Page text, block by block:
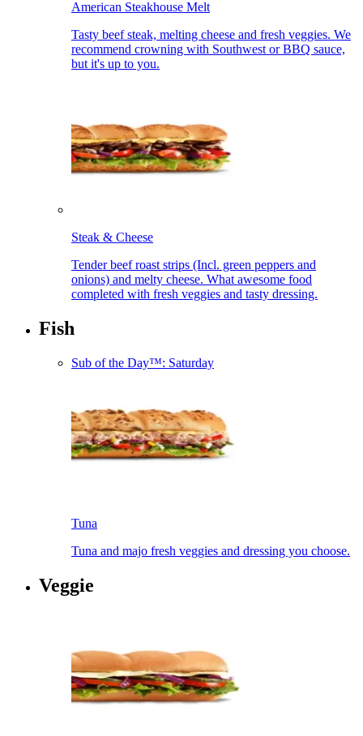
American Steakhouse Melt​​​​‌ ‍ ​‍​‍‌‍ ‌ ​‍‌‍‍‌‌‍‌ ‌‍‍‌‌‍ ‍​‍​‍​ ‍‍​‍​‍‌ ​ ‌‍​‌‌‍ ‍‌‍‍‌‌ ‌​‌ ‍‌​‍ ‍‌‍‍‌‌‍ ​‍​‍​‍ ​​‍​‍‌‍‍​‌ ​‍‌‍‌‌‌‍‌‍​‍​‍​ ‍‍​‍​‍‌‍‍​‌ ‌​‌ ‌​‌ ​​‌ ​ ​ ‍‍​‍ ​‍ ‌‍ ‍‌‍ ‌ ​‍‌‍‌​‌‍‍‌‌‍​ ​‍ ‌‌‍​‍‌‍‍‌‌ ‌​‌‍‌‌‌ ​ ​‍ ‌‌‍‌ ‌ ​‍‌‍ ‌ ‌‌‌ ​​​‍ ‌‌ ​ ‌ ‌​‌ ‌‌‌‍‌​‌‍‍‌‌‍ ​‍ ‍‌ ‌‍‌‍‌‌‌ ​‍‌‍​ ‌‍‌‌‌‍ ​​‍ ‍‌‍​‌‌ ​​‌ ​​​‍ ‌‍‍‌‌‍ ‍‌ ‌​‌‍‌‌‌‍ ‍‌ ‌​​‍ ‌‍‌‌‌‍‌​‌‍‍‌‌ ‌​​‍ ‌‍ ‌‌‍ ‌‍‌​‌‍‌‌​ ‌‌ ​​‌ ​‍‌‍‌‌‌ ​ ‌‍‌‌‌‍ ‍‌ ‌​‌‍​‌‌ ‌​‌‍‍‌‌‍ ‌‍ ‍​ ‍ ‌‍‍‌‌‍‌​​ ‌​ ​​​ ​​​ ‌‍‌‍​‌​ ‌‍​ ‍​‌‍‌‍​ ‌​​‍ ‌​ ‍​​ ​‍​ ​‍​ ‌‌​‍ ‌​ ‌​​ ​ ‌‍​‌​ ‌ ​‍ ‌‌‍​‍​ ‌​‌‍‌‍​ ​ ​‍ ‌​ ‌ ​ ‌‍​ ‌‍​ ‌‌‌‍‌‍‌‍‌‌​ ​‍​ ​‍​ ‌‌​ ​‌​ ​‌‌‍‌‍​ ‍ ‌ ‌​‌ ‍‌‌ ​​‌‍‌‌​ ‌‌ ​​‌ ​‍‌‍ ‌‍‌​‌ ‌‌‌‍​ ‌ ‌​​ ‍ ‌ ​​‌‍​‌‌ ‌​‌‍‍​​ ‌‌‍ ‍‌‍​‌‌‍ ‌‌‍‌‌​‍‌‌​ ‌‌‌​​‍‌‌ ‌‍‍ ‌‍‌‌‌ ‍‌​‍‌‌​ ​ ‌​‌​​‍‌‌​ ​ ‌​‌​​‍‌‌​ ​‍​ ​‍‌‍‌‌‌‍ ‍​‍‌‌​ ​‍​ ​‍​‍‌‌​ ‌‌‌​‌​​‍ ‍‌ ‌‍‌‍​‌‌‍ ​‌ ‌‌‌‍‌‌​ ‌‍​‍‌‍​‌‌ ​ ‌‍‌‌‌‌‌‌‌ ​‍‌‍ ​​ ‌‌‍‍​‌ ‌​‌ ‌​‌ ​​‌ ​ ​‍‌‌​ ​ ‌​​‌​‍‌‌​ ​‍‌​‌‍​‍‌‌​ ​‍‌​‌‍‌‍ ‍‌‍ ‌ ​‍‌‍‌​‌‍‍‌‌‍​ ​‍ ‌‌‍​‍‌‍‍‌‌ ‌​‌‍‌‌‌ ​ ​‍ ‌‌‍‌ ‌ ​‍‌‍ ‌ ‌‌‌ ​​​‍ ‌‌ ​ ‌ ‌​‌ ‌‌‌‍‌​‌‍‍‌‌‍ ​‍ ‍‌ ‌‍‌‍‌‌‌ ​‍‌‍​ ‌‍‌‌‌‍ ​​‍ ‍‌‍​‌‌ ​​‌ ​​​‍‌‍‌‍‍‌‌‍‌​​ ‌​ ​​​ ​​​ ‌‍‌‍​‌​ ‌‍​ ‍​‌‍‌‍​ ‌​​‍ ‌​ ‍​​ ​‍​ ​‍​ ‌‌​‍ ‌​ ‌​​ ​ ‌‍​‌​ ‌ ​‍ ‌‌‍​‍​ ‌​‌‍‌‍​ ​ ​‍ ‌​ ‌ ​ ‌‍​ ‌‍​ ‌‌‌‍‌‍‌‍‌‌​ ​‍​ ​‍​ ‌‌​ ​‌​ ​‌‌‍‌‍​‍‌‍‌ ‌​‌ ‍‌‌ ​​‌‍‌‌​ ‌‌ ​​‌ ​‍‌‍ ‌‍‌​‌ ‌‌‌‍​ ‌ ‌​​‍‌‍‌ ​​‌‍​‌‌ ‌​‌‍‍​​ ‌‌‍ ‍‌‍​‌‌‍ ‌‌‍‌‌​‍‌‌​ ‌‌‌​​‍‌‌ ‌‍‍ ‌‍‌‌‌ ‍‌​‍‌‌​ ​ ‌​‌​​‍‌‌​ ​ ‌​‌​​‍‌‌​ ​‍​ ​‍‌‍‌‌‌‍ ‍​‍‌‌​ ​‍​ ​‍​‍‌‌​ ‌‌‌​‌​​‍ ‍‌ ‌‍‌‍​‌‌‍ ​‌ ‌‌‌‍‌‌​‍‌‍‌ ​​‌‍‌‌‌ ​‍‌ ​ ‌ ​​‌‍‌‌‌‍​ ‌ ‌​‌‍‍‌‌ ‌‍‌‍‌‌​ ‌‌ ​​‌ ‌‌‌‍​‍‌‍ ​‌‍‍‌‌ ​ ‌‍‍​‌‍‌‌‌‍‌​​‍​‍‌ ‌
Tasty beef steak, melting cheese and fresh veggies. We
recommend crowning with Southwest or BBQ sauce,
but it's up to you.​​​​‌ ‍ ​‍​‍‌‍ ‌ ​‍‌‍‍‌‌‍‌ ‌‍‍‌‌‍ ‍​‍​‍​ ‍‍​‍​‍‌ ​ ‌‍​‌‌‍ ‍‌‍‍‌‌ ‌​‌ ‍‌​‍ ‍‌‍‍‌‌‍ ​‍​‍​‍ ​​‍​‍‌‍‍​‌ ​‍‌‍‌‌‌‍‌‍​‍​‍​ ‍‍​‍​‍‌‍‍​‌ ‌​‌ ‌​‌ ​​‌ ​ ​ ‍‍​‍ ​‍ ‌‍ ‍‌‍ ‌ ​‍‌‍‌​‌‍‍‌‌‍​ ​‍ ‌‌‍​‍‌‍‍‌‌ ‌​‌‍‌‌‌ ​ ​‍ ‌‌‍‌ ‌ ​‍‌‍ ‌ ‌‌‌ ​​​‍ ‌‌ ​ ‌ ‌​‌ ‌‌‌‍‌​‌‍‍‌‌‍ ​‍ ‍‌ ‌‍‌‍‌‌‌ ​‍‌‍​ ‌‍‌‌‌‍ ​​‍ ‍‌‍​‌‌ ​​‌ ​​​‍ ‌‍‍‌‌‍ ‍‌ ‌​‌‍‌‌‌‍ ‍‌ ‌​​‍ ‌‍‌‌‌‍‌​‌‍‍‌‌ ‌​​‍ ‌‍ ‌‌‍ ‌‍‌​‌‍‌‌​ ‌‌ ​​‌ ​‍‌‍‌‌‌ ​ ‌‍‌‌‌‍ ‍‌ ‌​‌‍​‌‌ ‌​‌‍‍‌‌‍ ‌‍ ‍​ ‍ ‌‍‍‌‌‍‌​​ ‌​ ​​​ ​​​ ‌‍‌‍​‌​ ‌‍​ ‍​‌‍‌‍​ ‌​​‍ ‌​ ‍​​ ​‍​ ​‍​ ‌‌​‍ ‌​ ‌​​ ​ ‌‍​‌​ ‌ ​‍ ‌‌‍​‍​ ‌​‌‍‌‍​ ​ ​‍ ‌​ ‌ ​ ‌‍​ ‌‍​ ‌‌‌‍‌‍‌‍‌‌​ ​‍​ ​‍​ ‌‌​ ​‌​ ​‌‌‍‌‍​ ‍ ‌ ‌​‌ ‍‌‌ ​​‌‍‌‌​ ‌‌ ​​‌ ​‍‌‍ ‌‍‌​‌ ‌‌‌‍​ ‌ ‌​​ ‍ ‌ ​​‌‍​‌‌ ‌​‌‍‍​​ ‌‌ ​ ‌‍‍​‌‍ ‌ ​‍‌ ‌​‌​‌​‌‍‌‌‌ ​ ‌‍​ ‌ ​‍‌‍‍‌‌ ​​‌ ‌​‌‍‍‌‌‍ ‌‍ ‍​‍‌‌​ ‌‌‌​​‍‌‌ ‌‍‍ ‌‍‌‌‌ ‍‌​‍‌‌​ ​ ‌​‌​​‍‌‌​ ​ ‌​‌​​‍‌‌​ ​‍​ ​‍‌‍‌‌‌‍ ‍​‍‌‌​ ​‍​ ​‍​‍‌‌​ ‌‌‌​‌​​‍ ‍‌ ‌‍‌‍​‌‌‍ ​‌ ‌‌‌‍‌‌​ ‌‍​‍‌‍​‌‌ ​ ‌‍‌‌‌‌‌‌‌ ​‍‌‍ ​​ ‌‌‍‍​‌ ‌​‌ ‌​‌ ​​‌ ​ ​‍‌‌​ ​ ‌​​‌​‍‌‌​ ​‍‌​‌‍​‍‌‌​ ​‍‌​‌‍‌‍ ‍‌‍ ‌ ​‍‌‍‌​‌‍‍‌‌‍​ ​‍ ‌‌‍​‍‌‍‍‌‌ ‌​‌‍‌‌‌ ​ ​‍ ‌‌‍‌ ‌ ​‍‌‍ ‌ ‌‌‌ ​​​‍ ‌‌ ​ ‌ ‌​‌ ‌‌‌‍‌​‌‍‍‌‌‍ ​‍ ‍‌ ‌‍‌‍‌‌‌ ​‍‌‍​ ‌‍‌‌‌‍ ​​‍ ‍‌‍​‌‌ ​​‌ ​​​‍‌‍‌‍‍‌‌‍‌​​ ‌​ ​​​ ​​​ ‌‍‌‍​‌​ ‌‍​ ‍​‌‍‌‍​ ‌​​‍ ‌​ ‍​​ ​‍​ ​‍​ ‌‌​‍ ‌​ ‌​​ ​ ‌‍​‌​ ‌ ​‍ ‌‌‍​‍​ ‌​‌‍‌‍​ ​ ​‍ ‌​ ‌ ​ ‌‍​ ‌‍​ ‌‌‌‍‌‍‌‍‌‌​ ​‍​ ​‍​ ‌‌​ ​‌​ ​‌‌‍‌‍​‍‌‍‌ ‌​‌ ‍‌‌ ​​‌‍‌‌​ ‌‌ ​​‌ ​‍‌‍ ‌‍‌​‌ ‌‌‌‍​ ‌ ‌​​‍‌‍‌ ​​‌‍​‌‌ ‌​‌‍‍​​ ‌‌ ​ ‌‍‍​‌‍ ‌ ​‍‌ ‌​‌​‌​‌‍‌‌‌ ​ ‌‍​ ‌ ​‍‌‍‍‌‌ ​​‌ ‌​‌‍‍‌‌‍ ‌‍ ‍​‍‌‌​ ‌‌‌​​‍‌‌ ‌‍‍ ‌‍‌‌‌ ‍‌​‍‌‌​ ​ ‌​‌​​‍‌‌​ ​ ‌​‌​​‍‌‌​ ​‍​ ​‍‌‍‌‌‌‍ ‍​‍‌‌​ ​‍​ ​‍​‍‌‌​ ‌‌‌​‌​​‍ ‍‌ ‌‍‌‍​‌‌‍ ​‌ ‌‌‌‍‌‌​‍‌‍‌ ​​‌‍‌‌‌ ​‍‌ ​ ‌ ​​‌‍‌‌‌‍​ ‌ ‌​‌‍‍‌‌ ‌‍‌‍‌‌​ ‌‌ ​​‌ ‌‌‌‍​‍‌‍ ​‌‍‍‌‌ ​ ‌‍‍​‌‍‌‌‌‍‌​​‍​‍‌ ‌
Steak & Cheese​​​​‌ ‍ ​‍​‍‌‍ ‌ ​‍‌‍‍‌‌‍‌ ‌‍‍‌‌‍ ‍​‍​‍​ ‍‍​‍​‍‌ ​ ‌‍​‌‌‍ ‍‌‍‍‌‌ ‌​‌ ‍‌​‍ ‍‌‍‍‌‌‍ ​‍​‍​‍ ​​‍​‍‌‍‍​‌ ​‍‌‍‌‌‌‍‌‍​‍​‍​ ‍‍​‍​‍‌‍‍​‌ ‌​‌ ‌​‌ ​​‌ ​ ​ ‍‍​‍ ​‍ ‌‍ ‍‌‍ ‌ ​‍‌‍‌​‌‍‍‌‌‍​ ​‍ ‌‌‍​‍‌‍‍‌‌ ‌​‌‍‌‌‌ ​ ​‍ ‌‌‍‌ ‌ ​‍‌‍ ‌ ‌‌‌ ​​​‍ ‌‌ ​ ‌ ‌​‌ ‌‌‌‍‌​‌‍‍‌‌‍ ​‍ ‍‌ ‌‍‌‍‌‌‌ ​‍‌‍​ ‌‍‌‌‌‍ ​​‍ ‍‌‍​‌‌ ​​‌ ​​​‍ ‌‍‍‌‌‍ ‍‌ ‌​‌‍‌‌‌‍ ‍‌ ‌​​‍ ‌‍‌‌‌‍‌​‌‍‍‌‌ ‌​​‍ ‌‍ ‌‌‍ ‌‍‌​‌‍‌‌​ ‌‌ ​​‌ ​‍‌‍‌‌‌ ​ ‌‍‌‌‌‍ ‍‌ ‌​‌‍​‌‌ ‌​‌‍‍‌‌‍ ‌‍ ‍​ ‍ ‌‍‍‌‌‍‌​​ ‌‌‍​‍‌‍‌​​ ‌‍​ ‌‍‌‍‌​​ ‌‌​ ‌​​ ‌​​‍ ‌​ ​‌​ ‌‍‌‍​‍‌‍​‍​‍ ‌​ ‌​​ ‌ ​ ​​​ ‍​​‍ ‌‌‍​‌‌‍​‌​ ‍‌​ ‍‌​‍ ‌​ ​​‌‍​‍‌‍​ ​ ​‌​ ‌​‌‍​‌​ ‍​​ ‌‍​ ‍‌​ ‌‍​ ‌‌​ ‌​​ ‍ ‌ ‌​‌ ‍‌‌ ​​‌‍‌‌​ ‌‌ ​​‌ ​‍‌‍ ‌‍‌​‌ ‌‌‌‍​ ‌ ‌​​ ‍ ‌ ​​‌‍​‌‌ ‌​‌‍‍​​ ‌‌‍ ‍‌‍​‌‌‍ ‌‌‍‌‌​‍‌‌​ ‌‌‌​​‍‌‌ ‌‍‍ ‌‍‌‌‌ ‍‌​‍‌‌​ ​ ‌​‌​​‍‌‌​ ​ ‌​‌​​‍‌‌​ ​‍​ ​‍‌‍‌‌‌‍ ‍​‍‌‌​ ​‍​ ​‍​‍‌‌​ ‌‌‌​‌​​‍ ‍‌ ‌‍‌‍​‌‌‍ ​‌ ‌‌‌‍‌‌​ ‌‍​‍‌‍​‌‌ ​ ‌‍‌‌‌‌‌‌‌ ​‍‌‍ ​​ ‌‌‍‍​‌ ‌​‌ ‌​‌ ​​‌ ​ ​‍‌‌​ ​ ‌​​‌​‍‌‌​ ​‍‌​‌‍​‍‌‌​ ​‍‌​‌‍‌‍ ‍‌‍ ‌ ​‍‌‍‌​‌‍‍‌‌‍​ ​‍ ‌‌‍​‍‌‍‍‌‌ ‌​‌‍‌‌‌ ​ ​‍ ‌‌‍‌ ‌ ​‍‌‍ ‌ ‌‌‌ ​​​‍ ‌‌ ​ ‌ ‌​‌ ‌‌‌‍‌​‌‍‍‌‌‍ ​‍ ‍‌ ‌‍‌‍‌‌‌ ​‍‌‍​ ‌‍‌‌‌‍ ​​‍ ‍‌‍​‌‌ ​​‌ ​​​‍‌‍‌‍‍‌‌‍‌​​ ‌‌‍​‍‌‍‌​​ ‌‍​ ‌‍‌‍‌​​ ‌‌​ ‌​​ ‌​​‍ ‌​ ​‌​ ‌‍‌‍​‍‌‍​‍​‍ ‌​ ‌​​ ‌ ​ ​​​ ‍​​‍ ‌‌‍​‌‌‍​‌​ ‍‌​ ‍‌​‍ ‌​ ​​‌‍​‍‌‍​ ​ ​‌​ ‌​‌‍​‌​ ‍​​ ‌‍​ ‍‌​ ‌‍​ ‌‌​ ‌​​‍‌‍‌ ‌​‌ ‍‌‌ ​​‌‍‌‌​ ‌‌ ​​‌ ​‍‌‍ ‌‍‌​‌ ‌‌‌‍​ ‌ ‌​​‍‌‍‌ ​​‌‍​‌‌ ‌​‌‍‍​​ ‌‌‍ ‍‌‍​‌‌‍ ‌‌‍‌‌​‍‌‌​ ‌‌‌​​‍‌‌ ‌‍‍ ‌‍‌‌‌ ‍‌​‍‌‌​ ​ ‌​‌​​‍‌‌​ ​ ‌​‌​​‍‌‌​ ​‍​ ​‍‌‍‌‌‌‍ ‍​‍‌‌​ ​‍​ ​‍​‍‌‌​ ‌‌‌​‌​​‍ ‍‌ ‌‍‌‍​‌‌‍ ​‌ ‌‌‌‍‌‌​‍‌‍‌ ​​‌‍‌‌‌ ​‍‌ ​ ‌ ​​‌‍‌‌‌‍​ ‌ ‌​‌‍‍‌‌ ‌‍‌‍‌‌​ ‌‌ ​​‌ ‌‌‌‍​‍‌‍ ​‌‍‍‌‌ ​ ‌‍‍​‌‍‌‌‌‍‌​​‍​‍‌ ‌
Tender beef roast strips (Incl. green peppers and
onions) and melty cheese. What awesome food
completed with fresh veggies and tasty dressing.​​​​‌ ‍ ​‍​‍‌‍ ‌ ​‍‌‍‍‌‌‍‌ ‌‍‍‌‌‍ ‍​‍​‍​ ‍‍​‍​‍‌ ​ ‌‍​‌‌‍ ‍‌‍‍‌‌ ‌​‌ ‍‌​‍ ‍‌‍‍‌‌‍ ​‍​‍​‍ ​​‍​‍‌‍‍​‌ ​‍‌‍‌‌‌‍‌‍​‍​‍​ ‍‍​‍​‍‌‍‍​‌ ‌​‌ ‌​‌ ​​‌ ​ ​ ‍‍​‍ ​‍ ‌‍ ‍‌‍ ‌ ​‍‌‍‌​‌‍‍‌‌‍​ ​‍ ‌‌‍​‍‌‍‍‌‌ ‌​‌‍‌‌‌ ​ ​‍ ‌‌‍‌ ‌ ​‍‌‍ ‌ ‌‌‌ ​​​‍ ‌‌ ​ ‌ ‌​‌ ‌‌‌‍‌​‌‍‍‌‌‍ ​‍ ‍‌ ‌‍‌‍‌‌‌ ​‍‌‍​ ‌‍‌‌‌‍ ​​‍ ‍‌‍​‌‌ ​​‌ ​​​‍ ‌‍‍‌‌‍ ‍‌ ‌​‌‍‌‌‌‍ ‍‌ ‌​​‍ ‌‍‌‌‌‍‌​‌‍‍‌‌ ‌​​‍ ‌‍ ‌‌‍ ‌‍‌​‌‍‌‌​ ‌‌ ​​‌ ​‍‌‍‌‌‌ ​ ‌‍‌‌‌‍ ‍‌ ‌​‌‍​‌‌ ‌​‌‍‍‌‌‍ ‌‍ ‍​ ‍ ‌‍‍‌‌‍‌​​ ‌‌‍​‍‌‍‌​​ ‌‍​ ‌‍‌‍‌​​ ‌‌​ ‌​​ ‌​​‍ ‌​ ​‌​ ‌‍‌‍​‍‌‍​‍​‍ ‌​ ‌​​ ‌ ​ ​​​ ‍​​‍ ‌‌‍​‌‌‍​‌​ ‍‌​ ‍‌​‍ ‌​ ​​‌‍​‍‌‍​ ​ ​‌​ ‌​‌‍​‌​ ‍​​ ‌‍​ ‍‌​ ‌‍​ ‌‌​ ‌​​ ‍ ‌ ‌​‌ ‍‌‌ ​​‌‍‌‌​ ‌‌ ​​‌ ​‍‌‍ ‌‍‌​‌ ‌‌‌‍​ ‌ ‌​​ ‍ ‌ ​​‌‍​‌‌ ‌​‌‍‍​​ ‌‌ ​ ‌‍‍​‌‍ ‌ ​‍‌ ‌​‌​‌​‌‍‌‌‌ ​ ‌‍​ ‌ ​‍‌‍‍‌‌ ​​‌ ‌​‌‍‍‌‌‍ ‌‍ ‍​‍‌‌​ ‌‌‌​​‍‌‌ ‌‍‍ ‌‍‌‌‌ ‍‌​‍‌‌​ ​ ‌​‌​​‍‌‌​ ​ ‌​‌​​‍‌‌​ ​‍​ ​‍‌‍‌‌‌‍ ‍​‍‌‌​ ​‍​ ​‍​‍‌‌​ ‌‌‌​‌​​‍ ‍‌ ‌‍‌‍​‌‌‍ ​‌ ‌‌‌‍‌‌​ ‌‍​‍‌‍​‌‌ ​ ‌‍‌‌‌‌‌‌‌ ​‍‌‍ ​​ ‌‌‍‍​‌ ‌​‌ ‌​‌ ​​‌ ​ ​‍‌‌​ ​ ‌​​‌​‍‌‌​ ​‍‌​‌‍​‍‌‌​ ​‍‌​‌‍‌‍ ‍‌‍ ‌ ​‍‌‍‌​‌‍‍‌‌‍​ ​‍ ‌‌‍​‍‌‍‍‌‌ ‌​‌‍‌‌‌ ​ ​‍ ‌‌‍‌ ‌ ​‍‌‍ ‌ ‌‌‌ ​​​‍ ‌‌ ​ ‌ ‌​‌ ‌‌‌‍‌​‌‍‍‌‌‍ ​‍ ‍‌ ‌‍‌‍‌‌‌ ​‍‌‍​ ‌‍‌‌‌‍ ​​‍ ‍‌‍​‌‌ ​​‌ ​​​‍‌‍‌‍‍‌‌‍‌​​ ‌‌‍​‍‌‍‌​​ ‌‍​ ‌‍‌‍‌​​ ‌‌​ ‌​​ ‌​​‍ ‌​ ​‌​ ‌‍‌‍​‍‌‍​‍​‍ ‌​ ‌​​ ‌ ​ ​​​ ‍​​‍ ‌‌‍​‌‌‍​‌​ ‍‌​ ‍‌​‍ ‌​ ​​‌‍​‍‌‍​ ​ ​‌​ ‌​‌‍​‌​ ‍​​ ‌‍​ ‍‌​ ‌‍​ ‌‌​ ‌​​‍‌‍‌ ‌​‌ ‍‌‌ ​​‌‍‌‌​ ‌‌ ​​‌ ​‍‌‍ ‌‍‌​‌ ‌‌‌‍​ ‌ ‌​​‍‌‍‌ ​​‌‍​‌‌ ‌​‌‍‍​​ ‌‌ ​ ‌‍‍​‌‍ ‌ ​‍‌ ‌​‌​‌​‌‍‌‌‌ ​ ‌‍​ ‌ ​‍‌‍‍‌‌ ​​‌ ‌​‌‍‍‌‌‍ ‌‍ ‍​‍‌‌​ ‌‌‌​​‍‌‌ ‌‍‍ ‌‍‌‌‌ ‍‌​‍‌‌​ ​ ‌​‌​​‍‌‌​ ​ ‌​‌​​‍‌‌​ ​‍​ ​‍‌‍‌‌‌‍ ‍​‍‌‌​ ​‍​ ​‍​‍‌‌​ ‌‌‌​‌​​‍ ‍‌ ‌‍‌‍​‌‌‍ ​‌ ‌‌‌‍‌‌​‍‌‍‌ ​​‌‍‌‌‌ ​‍‌ ​ ‌ ​​‌‍‌‌‌‍​ ‌ ‌​‌‍‍‌‌ ‌‍‌‍‌‌​ ‌‌ ​​‌ ‌‌‌‍​‍‌‍ ​‌‍‍‌‌ ​ ‌‍‍​‌‍‌‌‌‍‌​​‍​‍‌ ‌
Fish​​​​‌ ‍ ​‍​‍‌‍ ‌ ​‍‌‍‍‌‌‍‌ ‌‍‍‌‌‍ ‍​‍​‍​ ‍‍​‍​‍‌ ​ ‌‍​‌‌‍ ‍‌‍‍‌‌ ‌​‌ ‍‌​‍ ‍‌‍‍‌‌‍ ​‍​‍​‍ ​​‍​‍‌‍‍​‌ ​‍‌‍‌‌‌‍‌‍​‍​‍​ ‍‍​‍​‍‌‍‍​‌ ‌​‌ ‌​‌ ​​‌ ​ ​ ‍‍​‍ ​‍ ‌‍ ‍‌‍ ‌ ​‍‌‍‌​‌‍‍‌‌‍​ ​‍ ‌‌‍​‍‌‍‍‌‌ ‌​‌‍‌‌‌ ​ ​‍ ‌‌‍‌ ‌ ​‍‌‍ ‌ ‌‌‌ ​​​‍ ‌‌ ​ ‌ ‌​‌ ‌‌‌‍‌​‌‍‍‌‌‍ ​‍ ‍‌ ‌‍‌‍‌‌‌ ​‍‌‍​ ‌‍‌‌‌‍ ​​‍ ‍‌‍​‌‌ ​​‌ ​​​‍ ‌‍‍‌‌‍ ‍‌ ‌​‌‍‌‌‌‍ ‍‌ ‌​​‍ ‌‍‌‌‌‍‌​‌‍‍‌‌ ‌​​‍ ‌‍ ‌‌‍ ‌‍‌​‌‍‌‌​ ‌‌ ​​‌ ​‍‌‍‌‌‌ ​ ‌‍‌‌‌‍ ‍‌ ‌​‌‍​‌‌ ‌​‌‍‍‌‌‍ ‌‍ ‍​ ‍ ‌‍‍‌‌‍‌​​ ‌​ ​‍​ ​ ‌‍‌​‌‍‌​‌‍​‌‌‍​‌​ ‌‌​ ​​​‍ ‌​ ‌‌‌‍​‍‌‍​ ​ ‌​​‍ ‌​ ‌​​ ‌‌‌‍​ ‌‍​‌​‍ ‌‌‍​‌​ ‍‌​ ‌‌​ ​‍​‍ ‌‌‍​‌‌‍​‌​ ‍‌‌‍‌​​ ‍‌​ ‌‌​ ‌‍​ ‍‌​ ​​​ ​​​ ‍‌‌‍‌​​ ‍ ‌ ‌​‌ ‍‌‌ ​​‌‍‌‌​ ‌‌ ​ ‌ ‌‌‌‍​‍‌‍​ ‌‍​‌‌ ‌​‌‍‌‌‌‍‌ ‌‍ ‌ ​‍‌ ‍‌​ ‍ ‌ ​​‌‍​‌‌ ‌​‌‍‍​​ ‌‌‍ ‍‌‍​‌‌‍ ‌‌‍‌‌​‍‌‌​ ‌‌‌​​‍‌‌ ‌‍‍ ‌‍‌‌‌ ‍‌​‍‌‌​ ​ ‌​‌​​‍‌‌​ ​ ‌​‌​​‍‌‌​ ​‍​ ​‍‌‍‌‌‌‍ ‍​‍‌‌​ ​‍​ ​‍​‍‌‌​ ‌‌‌​‌​​‍ ‍‌ ‌‍‌‍​‌‌‍ ​‌ ‌‌‌‍‌‌​ ‌‍​‍‌‍​‌‌ ​ ‌‍‌‌‌‌‌‌‌ ​‍‌‍ ​​ ‌‌‍‍​‌ ‌​‌ ‌​‌ ​​‌ ​ ​‍‌‌​ ​ ‌​​‌​‍‌‌​ ​‍‌​‌‍​‍‌‌​ ​‍‌​‌‍‌‍ ‍‌‍ ‌ ​‍‌‍‌​‌‍‍‌‌‍​ ​‍ ‌‌‍​‍‌‍‍‌‌ ‌​‌‍‌‌‌ ​ ​‍ ‌‌‍‌ ‌ ​‍‌‍ ‌ ‌‌‌ ​​​‍ ‌‌ ​ ‌ ‌​‌ ‌‌‌‍‌​‌‍‍‌‌‍ ​‍ ‍‌ ‌‍‌‍‌‌‌ ​‍‌‍​ ‌‍‌‌‌‍ ​​‍ ‍‌‍​‌‌ ​​‌ ​​​‍‌‍‌‍‍‌‌‍‌​​ ‌​ ​‍​ ​ ‌‍‌​‌‍‌​‌‍​‌‌‍​‌​ ‌‌​ ​​​‍ ‌​ ‌‌‌‍​‍‌‍​ ​ ‌​​‍ ‌​ ‌​​ ‌‌‌‍​ ‌‍​‌​‍ ‌‌‍​‌​ ‍‌​ ‌‌​ ​‍​‍ ‌‌‍​‌‌‍​‌​ ‍‌‌‍‌​​ ‍‌​ ‌‌​ ‌‍​ ‍‌​ ​​​ ​​​ ‍‌‌‍‌​​‍‌‍‌ ‌​‌ ‍‌‌ ​​‌‍‌‌​ ‌‌ ​ ‌ ‌‌‌‍​‍‌‍​ ‌‍​‌‌ ‌​‌‍‌‌‌‍‌ ‌‍ ‌ ​‍‌ ‍‌​‍‌‍‌ ​​‌‍​‌‌ ‌​‌‍‍​​ ‌‌‍ ‍‌‍​‌‌‍ ‌‌‍‌‌​‍‌‌​ ‌‌‌​​‍‌‌ ‌‍‍ ‌‍‌‌‌ ‍‌​‍‌‌​ ​ ‌​‌​​‍‌‌​ ​ ‌​‌​​‍‌‌​ ​‍​ ​‍‌‍‌‌‌‍ ‍​‍‌‌​ ​‍​ ​‍​‍‌‌​ ‌‌‌​‌​​‍ ‍‌ ‌‍‌‍​‌‌‍ ​‌ ‌‌‌‍‌‌​‍‌‍‌ ​​‌‍‌‌‌ ​‍‌ ​ ‌ ​​‌‍‌‌‌‍​ ‌ ‌​‌‍‍‌‌ ‌‍‌‍‌‌​ ‌‌ ​​‌ ‌‌‌‍​‍‌‍ ​‌‍‍‌‌ ​ ‌‍‍​‌‍‌‌‌‍‌​​‍​‍‌ ‌
Sub of the Day™: Saturday​​​​‌ ‍ ​‍​‍‌‍ ‌ ​‍‌‍‍‌‌‍‌ ‌‍‍‌‌‍ ‍​‍​‍​ ‍‍​‍​‍‌ ​ ‌‍​‌‌‍ ‍‌‍‍‌‌ ‌​‌ ‍‌​‍ ‍‌‍‍‌‌‍ ​‍​‍​‍ ​​‍​‍‌‍‍​‌ ​‍‌‍‌‌‌‍‌‍​‍​‍​ ‍‍​‍​‍‌‍‍​‌ ‌​‌ ‌​‌ ​​‌ ​ ​ ‍‍​‍ ​‍ ‌‍ ‍‌‍ ‌ ​‍‌‍‌​‌‍‍‌‌‍​ ​‍ ‌‌‍​‍‌‍‍‌‌ ‌​‌‍‌‌‌ ​ ​‍ ‌‌‍‌ ‌ ​‍‌‍ ‌ ‌‌‌ ​​​‍ ‌‌ ​ ‌ ‌​‌ ‌‌‌‍‌​‌‍‍‌‌‍ ​‍ ‍‌ ‌‍‌‍‌‌‌ ​‍‌‍​ ‌‍‌‌‌‍ ​​‍ ‍‌‍​‌‌ ​​‌ ​​​‍ ‌‍‍‌‌‍ ‍‌ ‌​‌‍‌‌‌‍ ‍‌ ‌​​‍ ‌‍‌‌‌‍‌​‌‍‍‌‌ ‌​​‍ ‌‍ ‌‌‍ ‌‍‌​‌‍‌‌​ ‌‌ ​​‌ ​‍‌‍‌‌‌ ​ ‌‍‌‌‌‍ ‍‌ ‌​‌‍​‌‌ ‌​‌‍‍‌‌‍ ‌‍ ‍​ ‍ ‌‍‍‌‌‍‌​​ ‌​ ‌ ​ ‌‌‌‍‌‌​ ‌ ‌‍‌​​ ​‌​ ‍‌​ ‍‌​‍ ‌​ ​‌‌‍‌​​ ​‍​ ‌‌​‍ ‌​ ‌​‌‍​ ​ ‍​‌‍​ ​‍ ‌​ ‍​​ ​‍‌‍‌‍‌‍​‌​‍ ‌​ ​ ​ ‍‌​ ‌ ​ ‌‌​ ​‍​ ​‌​ ‌ ​ ​‍‌‍‌‌​ ‌‌​ ‍​​ ‌​​ ‍ ‌ ‌​‌ ‍‌‌ ​​‌‍‌‌​ ‌‌ ​​‌ ​‍‌‍ ‌‍‌​‌ ‌‌‌‍​ ‌ ‌​​ ‍ ‌ ​​‌‍​‌‌ ‌​‌‍‍​​ ‌‌‍​‍‌‍​‌‌‍‌​‌‍‌ ‌‍‌‌​‍‌‌​ ‌‌‌​​‍‌‌ ‌‍‍ ‌‍‌‌‌ ‍‌​‍‌‌​ ​ ‌​‌​​‍‌‌​ ​ ‌​‌​​‍‌‌​ ​‍​ ​‍‌‍‌‌‌‍ ‍​‍‌‌​ ​‍​ ​‍​‍‌‌​ ‌‌‌​‌​​‍ ‍‌ ‌‍‌‍​‌‌‍ ​‌ ‌‌‌‍‌‌​ ‌‍​‍‌‍​‌‌ ​ ‌‍‌‌‌‌‌‌‌ ​‍‌‍ ​​ ‌‌‍‍​‌ ‌​‌ ‌​‌ ​​‌ ​ ​‍‌‌​ ​ ‌​​‌​‍‌‌​ ​‍‌​‌‍​‍‌‌​ ​‍‌​‌‍‌‍ ‍‌‍ ‌ ​‍‌‍‌​‌‍‍‌‌‍​ ​‍ ‌‌‍​‍‌‍‍‌‌ ‌​‌‍‌‌‌ ​ ​‍ ‌‌‍‌ ‌ ​‍‌‍ ‌ ‌‌‌ ​​​‍ ‌‌ ​ ‌ ‌​‌ ‌‌‌‍‌​‌‍‍‌‌‍ ​‍ ‍‌ ‌‍‌‍‌‌‌ ​‍‌‍​ ‌‍‌‌‌‍ ​​‍ ‍‌‍​‌‌ ​​‌ ​​​‍‌‍‌‍‍‌‌‍‌​​ ‌​ ‌ ​ ‌‌‌‍‌‌​ ‌ ‌‍‌​​ ​‌​ ‍‌​ ‍‌​‍ ‌​ ​‌‌‍‌​​ ​‍​ ‌‌​‍ ‌​ ‌​‌‍​ ​ ‍​‌‍​ ​‍ ‌​ ‍​​ ​‍‌‍‌‍‌‍​‌​‍ ‌​ ​ ​ ‍‌​ ‌ ​ ‌‌​ ​‍​ ​‌​ ‌ ​ ​‍‌‍‌‌​ ‌‌​ ‍​​ ‌​​‍‌‍‌ ‌​‌ ‍‌‌ ​​‌‍‌‌​ ‌‌ ​​‌ ​‍‌‍ ‌‍‌​‌ ‌‌‌‍​ ‌ ‌​​‍‌‍‌ ​​‌‍​‌‌ ‌​‌‍‍​​ ‌‌‍​‍‌‍​‌‌‍‌​‌‍‌ ‌‍‌‌​‍‌‌​ ‌‌‌​​‍‌‌ ‌‍‍ ‌‍‌‌‌ ‍‌​‍‌‌​ ​ ‌​‌​​‍‌‌​ ​ ‌​‌​​‍‌‌​ ​‍​ ​‍‌‍‌‌‌‍ ‍​‍‌‌​ ​‍​ ​‍​‍‌‌​ ‌‌‌​‌​​‍ ‍‌ ‌‍‌‍​‌‌‍ ​‌ ‌‌‌‍‌‌​‍‌‍‌ ​​‌‍‌‌‌ ​‍‌ ​ ‌ ​​‌‍‌‌‌‍​ ‌ ‌​‌‍‍‌‌ ‌‍‌‍‌‌​ ‌‌ ​​‌ ‌‌‌‍​‍‌‍ ​‌‍‍‌‌ ​ ‌‍‍​‌‍‌‌‌‍‌​​‍​‍‌ ‌
Tuna​​​​‌ ‍ ​‍​‍‌‍ ‌ ​‍‌‍‍‌‌‍‌ ‌‍‍‌‌‍ ‍​‍​‍​ ‍‍​‍​‍‌ ​ ‌‍​‌‌‍ ‍‌‍‍‌‌ ‌​‌ ‍‌​‍ ‍‌‍‍‌‌‍ ​‍​‍​‍ ​​‍​‍‌‍‍​‌ ​‍‌‍‌‌‌‍‌‍​‍​‍​ ‍‍​‍​‍‌‍‍​‌ ‌​‌ ‌​‌ ​​‌ ​ ​ ‍‍​‍ ​‍ ‌‍ ‍‌‍ ‌ ​‍‌‍‌​‌‍‍‌‌‍​ ​‍ ‌‌‍​‍‌‍‍‌‌ ‌​‌‍‌‌‌ ​ ​‍ ‌‌‍‌ ‌ ​‍‌‍ ‌ ‌‌‌ ​​​‍ ‌‌ ​ ‌ ‌​‌ ‌‌‌‍‌​‌‍‍‌‌‍ ​‍ ‍‌ ‌‍‌‍‌‌‌ ​‍‌‍​ ‌‍‌‌‌‍ ​​‍ ‍‌‍​‌‌ ​​‌ ​​​‍ ‌‍‍‌‌‍ ‍‌ ‌​‌‍‌‌‌‍ ‍‌ ‌​​‍ ‌‍‌‌‌‍‌​‌‍‍‌‌ ‌​​‍ ‌‍ ‌‌‍ ‌‍‌​‌‍‌‌​ ‌‌ ​​‌ ​‍‌‍‌‌‌ ​ ‌‍‌‌‌‍ ‍‌ ‌​‌‍​‌‌ ‌​‌‍‍‌‌‍ ‌‍ ‍​ ‍ ‌‍‍‌‌‍‌​​ ‌​ ‌ ​ ‌‌‌‍‌‌​ ‌ ‌‍‌​​ ​‌​ ‍‌​ ‍‌​‍ ‌​ ​‌‌‍‌​​ ​‍​ ‌‌​‍ ‌​ ‌​‌‍​ ​ ‍​‌‍​ ​‍ ‌​ ‍​​ ​‍‌‍‌‍‌‍​‌​‍ ‌​ ​ ​ ‍‌​ ‌ ​ ‌‌​ ​‍​ ​‌​ ‌ ​ ​‍‌‍‌‌​ ‌‌​ ‍​​ ‌​​ ‍ ‌ ‌​‌ ‍‌‌ ​​‌‍‌‌​ ‌‌ ​​‌ ​‍‌‍ ‌‍‌​‌ ‌‌‌‍​ ‌ ‌​​ ‍ ‌ ​​‌‍​‌‌ ‌​‌‍‍​​ ‌‌‍ ‍‌‍​‌‌‍ ‌‌‍‌‌​‍‌‌​ ‌‌‌​​‍‌‌ ‌‍‍ ‌‍‌‌‌ ‍‌​‍‌‌​ ​ ‌​‌​​‍‌‌​ ​ ‌​‌​​‍‌‌​ ​‍​ ​‍‌‍‌‌‌‍ ‍​‍‌‌​ ​‍​ ​‍​‍‌‌​ ‌‌‌​‌​​‍ ‍‌ ‌‍‌‍​‌‌‍ ​‌ ‌‌‌‍‌‌​ ‌‍​‍‌‍​‌‌ ​ ‌‍‌‌‌‌‌‌‌ ​‍‌‍ ​​ ‌‌‍‍​‌ ‌​‌ ‌​‌ ​​‌ ​ ​‍‌‌​ ​ ‌​​‌​‍‌‌​ ​‍‌​‌‍​‍‌‌​ ​‍‌​‌‍‌‍ ‍‌‍ ‌ ​‍‌‍‌​‌‍‍‌‌‍​ ​‍ ‌‌‍​‍‌‍‍‌‌ ‌​‌‍‌‌‌ ​ ​‍ ‌‌‍‌ ‌ ​‍‌‍ ‌ ‌‌‌ ​​​‍ ‌‌ ​ ‌ ‌​‌ ‌‌‌‍‌​‌‍‍‌‌‍ ​‍ ‍‌ ‌‍‌‍‌‌‌ ​‍‌‍​ ‌‍‌‌‌‍ ​​‍ ‍‌‍​‌‌ ​​‌ ​​​‍‌‍‌‍‍‌‌‍‌​​ ‌​ ‌ ​ ‌‌‌‍‌‌​ ‌ ‌‍‌​​ ​‌​ ‍‌​ ‍‌​‍ ‌​ ​‌‌‍‌​​ ​‍​ ‌‌​‍ ‌​ ‌​‌‍​ ​ ‍​‌‍​ ​‍ ‌​ ‍​​ ​‍‌‍‌‍‌‍​‌​‍ ‌​ ​ ​ ‍‌​ ‌ ​ ‌‌​ ​‍​ ​‌​ ‌ ​ ​‍‌‍‌‌​ ‌‌​ ‍​​ ‌​​‍‌‍‌ ‌​‌ ‍‌‌ ​​‌‍‌‌​ ‌‌ ​​‌ ​‍‌‍ ‌‍‌​‌ ‌‌‌‍​ ‌ ‌​​‍‌‍‌ ​​‌‍​‌‌ ‌​‌‍‍​​ ‌‌‍ ‍‌‍​‌‌‍ ‌‌‍‌‌​‍‌‌​ ‌‌‌​​‍‌‌ ‌‍‍ ‌‍‌‌‌ ‍‌​‍‌‌​ ​ ‌​‌​​‍‌‌​ ​ ‌​‌​​‍‌‌​ ​‍​ ​‍‌‍‌‌‌‍ ‍​‍‌‌​ ​‍​ ​‍​‍‌‌​ ‌‌‌​‌​​‍ ‍‌ ‌‍‌‍​‌‌‍ ​‌ ‌‌‌‍‌‌​‍‌‍‌ ​​‌‍‌‌‌ ​‍‌ ​ ‌ ​​‌‍‌‌‌‍​ ‌ ‌​‌‍‍‌‌ ‌‍‌‍‌‌​ ‌‌ ​​‌ ‌‌‌‍​‍‌‍ ​‌‍‍‌‌ ​ ‌‍‍​‌‍‌‌‌‍‌​​‍​‍‌ ‌
Tuna and majo fresh veggies and dressing you choose.​​​​‌ ‍ ​‍​‍‌‍ ‌ ​‍‌‍‍‌‌‍‌ ‌‍‍‌‌‍ ‍​‍​‍​ ‍‍​‍​‍‌ ​ ‌‍​‌‌‍ ‍‌‍‍‌‌ ‌​‌ ‍‌​‍ ‍‌‍‍‌‌‍ ​‍​‍​‍ ​​‍​‍‌‍‍​‌ ​‍‌‍‌‌‌‍‌‍​‍​‍​ ‍‍​‍​‍‌‍‍​‌ ‌​‌ ‌​‌ ​​‌ ​ ​ ‍‍​‍ ​‍ ‌‍ ‍‌‍ ‌ ​‍‌‍‌​‌‍‍‌‌‍​ ​‍ ‌‌‍​‍‌‍‍‌‌ ‌​‌‍‌‌‌ ​ ​‍ ‌‌‍‌ ‌ ​‍‌‍ ‌ ‌‌‌ ​​​‍ ‌‌ ​ ‌ ‌​‌ ‌‌‌‍‌​‌‍‍‌‌‍ ​‍ ‍‌ ‌‍‌‍‌‌‌ ​‍‌‍​ ‌‍‌‌‌‍ ​​‍ ‍‌‍​‌‌ ​​‌ ​​​‍ ‌‍‍‌‌‍ ‍‌ ‌​‌‍‌‌‌‍ ‍‌ ‌​​‍ ‌‍‌‌‌‍‌​‌‍‍‌‌ ‌​​‍ ‌‍ ‌‌‍ ‌‍‌​‌‍‌‌​ ‌‌ ​​‌ ​‍‌‍‌‌‌ ​ ‌‍‌‌‌‍ ‍‌ ‌​‌‍​‌‌ ‌​‌‍‍‌‌‍ ‌‍ ‍​ ‍ ‌‍‍‌‌‍‌​​ ‌​ ‌ ​ ‌‌‌‍‌‌​ ‌ ‌‍‌​​ ​‌​ ‍‌​ ‍‌​‍ ‌​ ​‌‌‍‌​​ ​‍​ ‌‌​‍ ‌​ ‌​‌‍​ ​ ‍​‌‍​ ​‍ ‌​ ‍​​ ​‍‌‍‌‍‌‍​‌​‍ ‌​ ​ ​ ‍‌​ ‌ ​ ‌‌​ ​‍​ ​‌​ ‌ ​ ​‍‌‍‌‌​ ‌‌​ ‍​​ ‌​​ ‍ ‌ ‌​‌ ‍‌‌ ​​‌‍‌‌​ ‌‌ ​​‌ ​‍‌‍ ‌‍‌​‌ ‌‌‌‍​ ‌ ‌​​ ‍ ‌ ​​‌‍​‌‌ ‌​‌‍‍​​ ‌‌ ​ ‌‍‍​‌‍ ‌ ​‍‌ ‌​‌​‌​‌‍‌‌‌ ​ ‌‍​ ‌ ​‍‌‍‍‌‌ ​​‌ ‌​‌‍‍‌‌‍ ‌‍ ‍​‍‌‌​ ‌‌‌​​‍‌‌ ‌‍‍ ‌‍‌‌‌ ‍‌​‍‌‌​ ​ ‌​‌​​‍‌‌​ ​ ‌​‌​​‍‌‌​ ​‍​ ​‍‌‍‌‌‌‍ ‍​‍‌‌​ ​‍​ ​‍​‍‌‌​ ‌‌‌​‌​​‍ ‍‌ ‌‍‌‍​‌‌‍ ​‌ ‌‌‌‍‌‌​ ‌‍​‍‌‍​‌‌ ​ ‌‍‌‌‌‌‌‌‌ ​‍‌‍ ​​ ‌‌‍‍​‌ ‌​‌ ‌​‌ ​​‌ ​ ​‍‌‌​ ​ ‌​​‌​‍‌‌​ ​‍‌​‌‍​‍‌‌​ ​‍‌​‌‍‌‍ ‍‌‍ ‌ ​‍‌‍‌​‌‍‍‌‌‍​ ​‍ ‌‌‍​‍‌‍‍‌‌ ‌​‌‍‌‌‌ ​ ​‍ ‌‌‍‌ ‌ ​‍‌‍ ‌ ‌‌‌ ​​​‍ ‌‌ ​ ‌ ‌​‌ ‌‌‌‍‌​‌‍‍‌‌‍ ​‍ ‍‌ ‌‍‌‍‌‌‌ ​‍‌‍​ ‌‍‌‌‌‍ ​​‍ ‍‌‍​‌‌ ​​‌ ​​​‍‌‍‌‍‍‌‌‍‌​​ ‌​ ‌ ​ ‌‌‌‍‌‌​ ‌ ‌‍‌​​ ​‌​ ‍‌​ ‍‌​‍ ‌​ ​‌‌‍‌​​ ​‍​ ‌‌​‍ ‌​ ‌​‌‍​ ​ ‍​‌‍​ ​‍ ‌​ ‍​​ ​‍‌‍‌‍‌‍​‌​‍ ‌​ ​ ​ ‍‌​ ‌ ​ ‌‌​ ​‍​ ​‌​ ‌ ​ ​‍‌‍‌‌​ ‌‌​ ‍​​ ‌​​‍‌‍‌ ‌​‌ ‍‌‌ ​​‌‍‌‌​ ‌‌ ​​‌ ​‍‌‍ ‌‍‌​‌ ‌‌‌‍​ ‌ ‌​​‍‌‍‌ ​​‌‍​‌‌ ‌​‌‍‍​​ ‌‌ ​ ‌‍‍​‌‍ ‌ ​‍‌ ‌​‌​‌​‌‍‌‌‌ ​ ‌‍​ ‌ ​‍‌‍‍‌‌ ​​‌ ‌​‌‍‍‌‌‍ ‌‍ ‍​‍‌‌​ ‌‌‌​​‍‌‌ ‌‍‍ ‌‍‌‌‌ ‍‌​‍‌‌​ ​ ‌​‌​​‍‌‌​ ​ ‌​‌​​‍‌‌​ ​‍​ ​‍‌‍‌‌‌‍ ‍​‍‌‌​ ​‍​ ​‍​‍‌‌​ ‌‌‌​‌​​‍ ‍‌ ‌‍‌‍​‌‌‍ ​‌ ‌‌‌‍‌‌​‍‌‍‌ ​​‌‍‌‌‌ ​‍‌ ​ ‌ ​​‌‍‌‌‌‍​ ‌ ‌​‌‍‍‌‌ ‌‍‌‍‌‌​ ‌‌ ​​‌ ‌‌‌‍​‍‌‍ ​‌‍‍‌‌ ​ ‌‍‍​‌‍‌‌‌‍‌​​‍​‍‌ ‌
Veggie​​​​‌ ‍ ​‍​‍‌‍ ‌ ​‍‌‍‍‌‌‍‌ ‌‍‍‌‌‍ ‍​‍​‍​ ‍‍​‍​‍‌ ​ ‌‍​‌‌‍ ‍‌‍‍‌‌ ‌​‌ ‍‌​‍ ‍‌‍‍‌‌‍ ​‍​‍​‍ ​​‍​‍‌‍‍​‌ ​‍‌‍‌‌‌‍‌‍​‍​‍​ ‍‍​‍​‍‌‍‍​‌ ‌​‌ ‌​‌ ​​‌ ​ ​ ‍‍​‍ ​‍ ‌‍ ‍‌‍ ‌ ​‍‌‍‌​‌‍‍‌‌‍​ ​‍ ‌‌‍​‍‌‍‍‌‌ ‌​‌‍‌‌‌ ​ ​‍ ‌‌‍‌ ‌ ​‍‌‍ ‌ ‌‌‌ ​​​‍ ‌‌ ​ ‌ ‌​‌ ‌‌‌‍‌​‌‍‍‌‌‍ ​‍ ‍‌ ‌‍‌‍‌‌‌ ​‍‌‍​ ‌‍‌‌‌‍ ​​‍ ‍‌‍​‌‌ ​​‌ ​​​‍ ‌‍‍‌‌‍ ‍‌ ‌​‌‍‌‌‌‍ ‍‌ ‌​​‍ ‌‍‌‌‌‍‌​‌‍‍‌‌ ‌​​‍ ‌‍ ‌‌‍ ‌‍‌​‌‍‌‌​ ‌‌ ​​‌ ​‍‌‍‌‌‌ ​ ‌‍‌‌‌‍ ‍‌ ‌​‌‍​‌‌ ‌​‌‍‍‌‌‍ ‌‍ ‍​ ‍ ‌‍‍‌‌‍‌​​ ‌​ ‍​‌‍‌‌​ ​​‌‍‌‌​ ​‍​ ‌ ‌‍‌‌​ ​ ​‍ ‌​ ‌​​ ​‌​ ‍‌‌‍​ ​‍ ‌​ ‌​‌‍‌​‌‍‌​​ ​‍​‍ ‌​ ‍​​ ‌‍​ ‌‍​ ‌‌​‍ ‌‌‍​ ​ ‌‌​ ‌ ​ ​ ​ ‍‌‌‍​‍​ ‌‌‌‍‌‍​ ‌‌​ ‍‌​ ‌‌​ ‌‌​ ‍ ‌ ‌​‌ ‍‌‌ ​​‌‍‌‌​ ‌‌ ​ ‌ ‌‌‌‍​‍‌‍​ ‌‍​‌‌ ‌​‌‍‌‌‌‍‌ ‌‍ ‌ ​‍‌ ‍‌​ ‍ ‌ ​​‌‍​‌‌ ‌​‌‍‍​​ ‌‌‍ ‍‌‍​‌‌‍ ‌‌‍‌‌​‍‌‌​ ‌‌‌​​‍‌‌ ‌‍‍ ‌‍‌‌‌ ‍‌​‍‌‌​ ​ ‌​‌​​‍‌‌​ ​ ‌​‌​​‍‌‌​ ​‍​ ​‍‌‍‌‌‌‍ ‍​‍‌‌​ ​‍​ ​‍​‍‌‌​ ‌‌‌​‌​​‍ ‍‌ ‌‍‌‍​‌‌‍ ​‌ ‌‌‌‍‌‌​ ‌‍​‍‌‍​‌‌ ​ ‌‍‌‌‌‌‌‌‌ ​‍‌‍ ​​ ‌‌‍‍​‌ ‌​‌ ‌​‌ ​​‌ ​ ​‍‌‌​ ​ ‌​​‌​‍‌‌​ ​‍‌​‌‍​‍‌‌​ ​‍‌​‌‍‌‍ ‍‌‍ ‌ ​‍‌‍‌​‌‍‍‌‌‍​ ​‍ ‌‌‍​‍‌‍‍‌‌ ‌​‌‍‌‌‌ ​ ​‍ ‌‌‍‌ ‌ ​‍‌‍ ‌ ‌‌‌ ​​​‍ ‌‌ ​ ‌ ‌​‌ ‌‌‌‍‌​‌‍‍‌‌‍ ​‍ ‍‌ ‌‍‌‍‌‌‌ ​‍‌‍​ ‌‍‌‌‌‍ ​​‍ ‍‌‍​‌‌ ​​‌ ​​​‍‌‍‌‍‍‌‌‍‌​​ ‌​ ‍​‌‍‌‌​ ​​‌‍‌‌​ ​‍​ ‌ ‌‍‌‌​ ​ ​‍ ‌​ ‌​​ ​‌​ ‍‌‌‍​ ​‍ ‌​ ‌​‌‍‌​‌‍‌​​ ​‍​‍ ‌​ ‍​​ ‌‍​ ‌‍​ ‌‌​‍ ‌‌‍​ ​ ‌‌​ ‌ ​ ​ ​ ‍‌‌‍​‍​ ‌‌‌‍‌‍​ ‌‌​ ‍‌​ ‌‌​ ‌‌​‍‌‍‌ ‌​‌ ‍‌‌ ​​‌‍‌‌​ ‌‌ ​ ‌ ‌‌‌‍​‍‌‍​ ‌‍​‌‌ ‌​‌‍‌‌‌‍‌ ‌‍ ‌ ​‍‌ ‍‌​‍‌‍‌ ​​‌‍​‌‌ ‌​‌‍‍​​ ‌‌‍ ‍‌‍​‌‌‍ ‌‌‍‌‌​‍‌‌​ ‌‌‌​​‍‌‌ ‌‍‍ ‌‍‌‌‌ ‍‌​‍‌‌​ ​ ‌​‌​​‍‌‌​ ​ ‌​‌​​‍‌‌​ ​‍​ ​‍‌‍‌‌‌‍ ‍​‍‌‌​ ​‍​ ​‍​‍‌‌​ ‌‌‌​‌​​‍ ‍‌ ‌‍‌‍​‌‌‍ ​‌ ‌‌‌‍‌‌​‍‌‍‌ ​​‌‍‌‌‌ ​‍‌ ​ ‌ ​​‌‍‌‌‌‍​ ‌ ‌​‌‍‍‌‌ ‌‍‌‍‌‌​ ‌‌ ​​‌ ‌‌‌‍​‍‌‍ ​‌‍‍‌‌ ​ ‌‍‍​‌‍‌‌‌‍‌​​‍​‍‌ ‌